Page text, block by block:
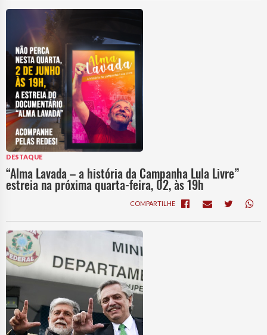
DESTAQUE
“Alma Lavada – a história da Campanha Lula Livre”
estreia na próxima quarta-feira, 02, às 19h
COMPARTILHE